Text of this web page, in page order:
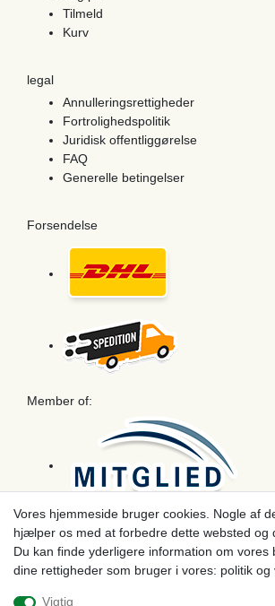
Tilmeld
Kurv
legal
Annulleringsrettigheder
Fortrolighedspolitik
Juridisk offentliggørelse
FAQ
Generelle betingelser
Forsendelse
Member of:
Betaling
Vores hjemmeside bruger cookies. Nogle af
hjælper os med at forbedre dette websted og
Du kan finde yderligere information om vores
dine rettigheder som bruger i vores: politik og
Vigtig